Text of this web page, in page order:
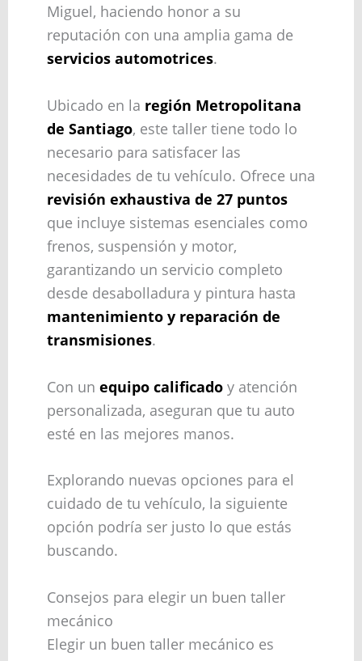
Miguel, haciendo honor a su
reputación con una amplia gama de
servicios automotrices.
Ubicado en la región Metropolitana
de Santiago, este taller tiene todo lo
necesario para satisfacer las
necesidades de tu vehículo. Ofrece una
revisión exhaustiva de 27 puntos
que incluye sistemas esenciales como
frenos, suspensión y motor,
garantizando un servicio completo
desde desabolladura y pintura hasta
mantenimiento y reparación de
transmisiones.
Con un equipo calificadoy atención
personalizada, aseguran que tu auto
esté en las mejores manos.
Explorando nuevas opciones para el
cuidado de tu vehículo, la siguiente
opción podría ser justo lo que estás
buscando.
Consejos para elegir un buen taller
mecánico
Elegir un buen taller mecánico es